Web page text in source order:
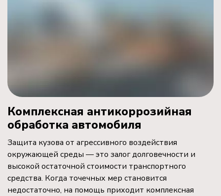
Комплексная антикоррозийная
обработка автомобиля
Защита кузова от агрессивного воздействия
окружающей среды — это залог долговечности и
высокой остаточной стоимости транспортного
средства. Когда точечных мер становится
недостаточно, на помощь приходит комплексная